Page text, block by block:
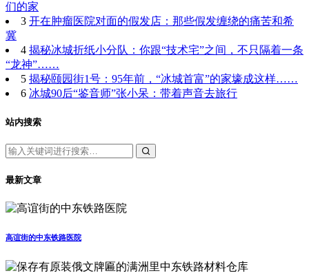
们的家
3 开在肿瘤医院对面的假发店：那些假发缠绕的痛苦和希
冀
4 揭秘冰城折纸小分队：你跟“技术宅”之间，不只隔着一条
“龙神”……
5 揭秘颐园街1号：95年前，“冰城首富”的家壕成这样……
6 冰城90后“鉴音师”张小呆：带着声音去旅行
站内搜索
最新文章
高谊街的中东铁路医院